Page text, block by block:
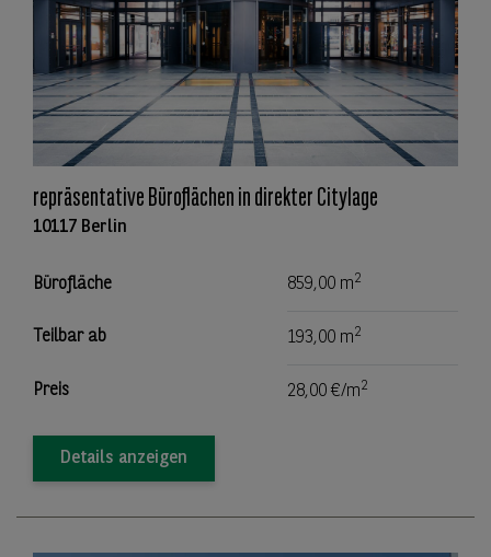
repräsentative Büroflächen in direkter Citylage
10117 Berlin
Bürofläche 859,00 m2
Teilbar ab 193,00 m2
Preis 28,00 €/m2
Details anzeigen